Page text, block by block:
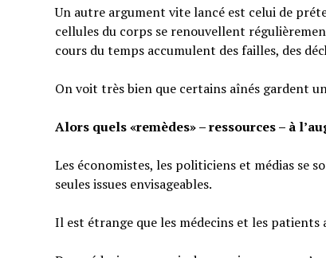
Un autre argument vite lancé est celui de
cellules du corps se renouvellent
cours du temps accumulent des failles, des
On voit très bien que certains aînés gardent
Alors quels «remèdes» – ressources – à
Les économistes, les politiciens et médias se
seules issues envisageables.
Il est étrange que les médecins et les patients